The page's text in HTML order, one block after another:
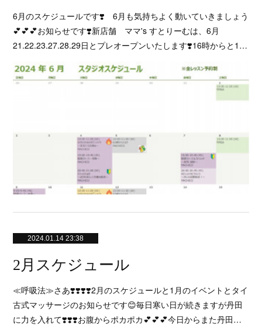
6月のスケジュールです❣️ 6月も気持ちよく動いていきましょう
💕💕💕お知らせです❣️新店舗 ママ's すとりーむは、6月
21.22.23.27.28.29日とプレオープンいたします❣️16時からと1…
2024.01.14 23:38
2月スケジュール
≪呼吸法≫さあ❣️❣️❣️❣️2月のスケジュールと1月のイベントとタイ
古式マッサージのお知らせです😊毎日寒い日が続きますが丹田
に力を入れて❣️❣️❣️お腹からポカポカ💕💕💕今日からまた丹田…